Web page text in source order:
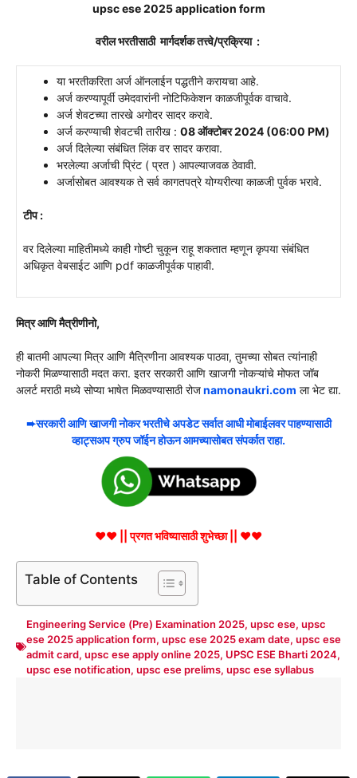
upsc ese 2025 application form
वरील भरतीसाठी मार्गदर्शक तत्त्वे/प्रक्रिया :
या भरतीकरिता अर्ज ऑनलाईन पद्धतीने करायचा आहे.
अर्ज करण्यापूर्वी उमेदवारांनी नोटिफिकेशन काळजीपूर्वक वाचावे.
अर्ज शेवटच्या तारखे अगोदर सादर करावे.
अर्ज करण्याची शेवटची तारीख : 08 ऑक्टोबर 2024 (06:00 PM)
अर्ज दिलेल्या संबंधित लिंक वर सादर करावा.
भरलेल्या अर्जाची प्रिंट ( प्रत ) आपल्याजवळ ठेवावी.
अर्जासोबत आवश्यक ते सर्व कागतपत्रे योग्यरीत्या काळजी पुर्वक भरावे.
टीप :
वर दिलेल्या माहितीमध्ये काही गोष्टी चुकून राहू शकतात म्हणून कृपया संबंधित
अधिकृत वेबसाईट आणि pdf काळजीपूर्वक पाहावी.
मित्र आणि मैत्रीणीनो,
ही बातमी आपल्या मित्र आणि मैत्रिणीना आवश्यक पाठवा, तुमच्या सोबत त्यांनाही
नोकरी मिळण्यासाठी मदत करा. इतर सरकारी आणि खाजगी नोकऱ्यांचे मोफत जॉब
अलर्ट मराठी मध्ये सोप्या भाषेत मिळवण्यासाठी रोजnamonaukri.com ला भेट द्या.
➨सरकारी आणि खाजगी नोकर भरतीचे अपडेट सर्वात आधी मोबाईलवर पाहण्यासाठी
व्हाट्सअप ग्रुप जॉईन होऊन आमच्यासोबत संपर्कात राहा.
♥♥ || प्रगत भविष्यासाठी शुभेच्छा || ♥♥
Table of Contents
Engineering Service (Pre) Examination 2025, upsc ese, upsc
ese 2025 application form, upsc ese 2025 exam date, upsc ese
admit card, upsc ese apply online 2025, UPSC ESE Bharti 2024,
upsc ese notification, upsc ese prelims, upsc ese syllabus